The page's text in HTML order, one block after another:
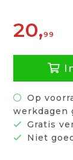
20,99
Op
werkdagen
Gratis
Niet